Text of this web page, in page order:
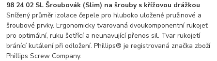
98 24 02 SL Šroubovák (Slim) na šrouby s křížovou drážkou
Snížený průměr izolace čepele pro hluboko uložené pružinové a
šroubové prvky. Ergonomicky tvarovaná dvoukomponentní rukojeť
pro optimální, ruku šetřící a neunavující přenos sil. Tvar rukojetí
bránící kutálení při odložení. Phillips® je registrovaná značka zboží
Phillips Screw Company.